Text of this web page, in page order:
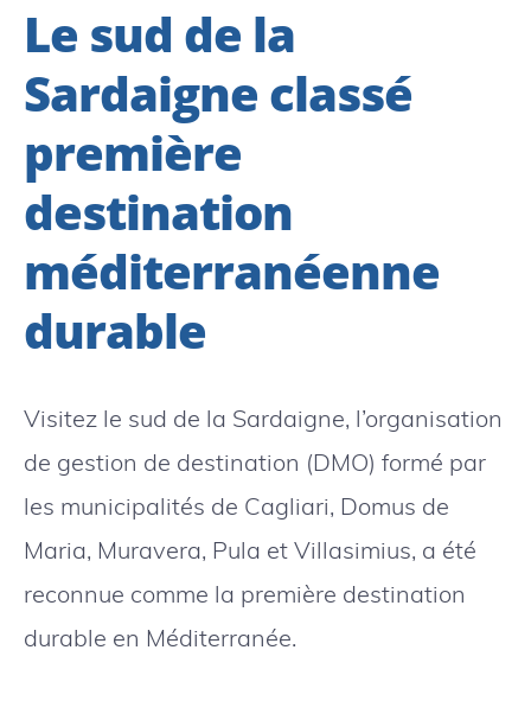
Le sud de la
Sardaigne classé
première
destination
méditerranéenne
durable
Visitez le sud de la Sardaigne, l’organisation
de gestion de destination (DMO) formé par
les municipalités de Cagliari, Domus de
Maria, Muravera, Pula et Villasimius, a été
reconnue comme la première destination
durable en Méditerranée.